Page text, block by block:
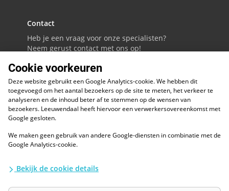
Contact
Heb je een vraag voor onze specialisten?
Neem gerust contact met ons op!
088 - 0086800
Volg ons op LinkedIn
ESG
Diversiteit en inclusie
Algemene voorwaarden
Cookie voorkeuren
Deze website gebruikt een Google Analytics-cookie. We hebben dit
toegevoegd om het aantal bezoekers op de site te meten, het verkeer te
analyseren en de inhoud beter af te stemmen op de wensen van
bezoekers. Leeuwendaal heeft hiervoor een verwerkersovereenkomst met
Google gesloten.
We maken geen gebruik van andere Google-diensten in combinatie met de
Google Analytics-cookie.
Bekijk de cookie details